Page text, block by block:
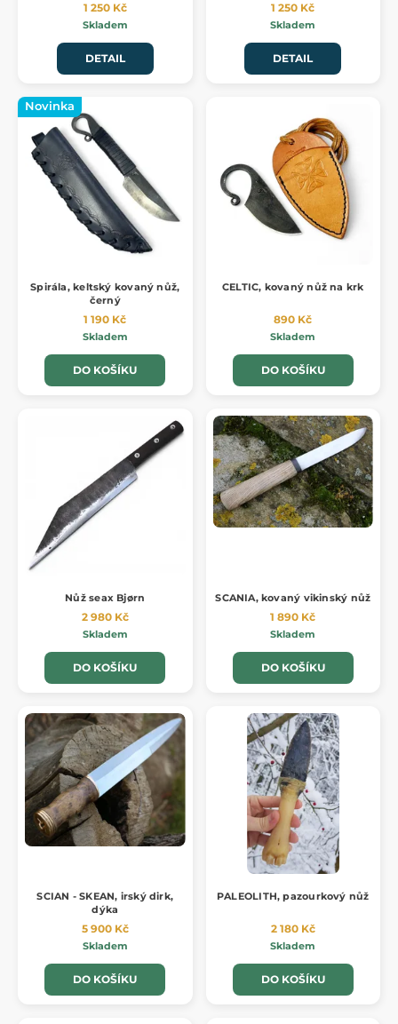
1 250 Kč
Skladem
DETAIL
1 250 Kč
Skladem
DETAIL
Novinka
Spirála, keltský kovaný nůž,
černý
1 190 Kč
Skladem
DO KOŠÍKU
CELTIC, kovaný nůž na krk
890 Kč
Skladem
DO KOŠÍKU
Nůž seax Bjørn
2 980 Kč
Skladem
DO KOŠÍKU
SCANIA, kovaný vikinský nůž
1 890 Kč
Skladem
DO KOŠÍKU
SCIAN - SKEAN, irský dirk,
dýka
5 900 Kč
Skladem
DO KOŠÍKU
PALEOLITH, pazourkový nůž
2 180 Kč
Skladem
DO KOŠÍKU